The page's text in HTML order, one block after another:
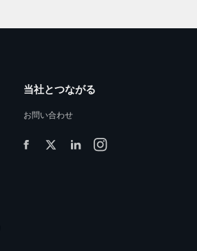
当社とつながる
お問い合わせ